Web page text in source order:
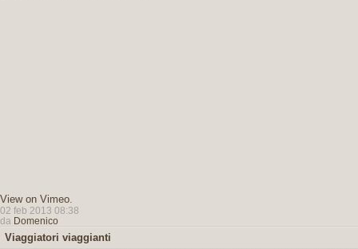
View on Vimeo.
02 feb 2013 08:38
da Domenico
Viaggiatori viaggianti